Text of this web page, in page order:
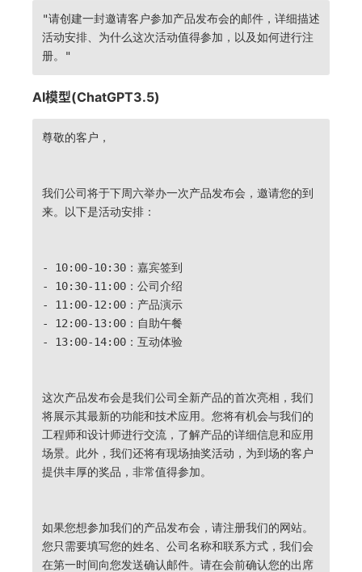
"请创建一封邀请客户参加产品发布会的邮件，详细描述
活动安排、为什么这次活动值得参加，以及如何进行注
册。"
AI模型(ChatGPT3.5)
尊敬的客户，
我们公司将于下周六举办一次产品发布会，邀请您的到
来。以下是活动安排：
- 10:00-10:30：嘉宾签到
- 10:30-11:00：公司介绍
- 11:00-12:00：产品演示
- 12:00-13:00：自助午餐
- 13:00-14:00：互动体验
这次产品发布会是我们公司全新产品的首次亮相，我们
将展示其最新的功能和技术应用。您将有机会与我们的
工程师和设计师进行交流，了解产品的详细信息和应用
场景。此外，我们还将有现场抽奖活动，为到场的客户
提供丰厚的奖品，非常值得参加。
如果您想参加我们的产品发布会，请注册我们的网站。
您只需要填写您的姓名、公司名称和联系方式，我们会
在第一时间向您发送确认邮件。请在会前确认您的出席